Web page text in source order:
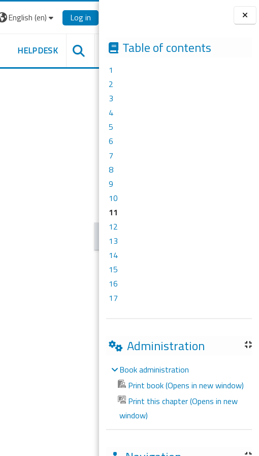
Blocks
Table of contents
1
2
3
4
5
6
7
8
9
10
11
12
13
14
15
16
17
Administration
Book administration
Print book (Opens in new window)
Print this chapter (Opens in new
window)
English ‎(en)‎ Log in
HELPDESK